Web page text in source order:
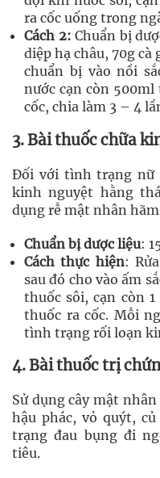
ra cốc uống trong
Cách 2: Chuẩn bị
diệp hạ châu, 70g cà
chuẩn bị vào nồi
nước cạn còn
cốc, chia làm 3 – 4
3. Bài thuốc chữa
Đối với tình trạng nữ
kinh nguyệt hằng
dụng rễ mật nhân
Chuẩn bị dược liệu:
Cách thực hiện:
sau đó cho vào ấm
thuốc sôi, cạn còn
thuốc ra cốc. Mỗi
tình trạng rối loạn
4. Bài thuốc trị
Sử dụng cây mật
hậu phác, vỏ quýt,
trạng đau bụng đi
tiêu.